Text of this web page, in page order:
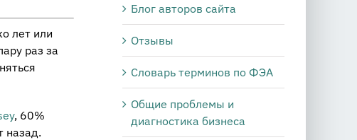
лет или
раз за
, 60%
назад.
Блог авторов сайта
Отзывы
Словарь терминов по ФЭА
Общие проблемы и
диагностика бизнеса